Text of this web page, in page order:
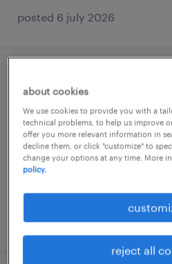
posted 6 july 2026
千葉県成田市, 千葉県
temporary
¥1450.00 per hour
posted 30 july 2026
about cookies
We use cookies to provide you with a
technical problems, to help us improve
offer you more relevant information in
decline them, or click "customize" to
change your options at any time. More
policy.
reject all